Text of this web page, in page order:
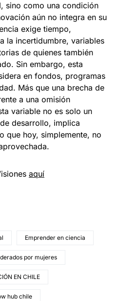
sino como una condición
aún no integra en su
exige tiempo,
la incertidumbre, variables
de quienes también
Sin embargo, esta
en fondos, programas
Más que una brecha de
a una omisión
variable no es solo un
desarrollo, implica
que hoy, simplemente, no
aquí
Emprender en ciencia
por mujeres
EN CHILE
hub chile